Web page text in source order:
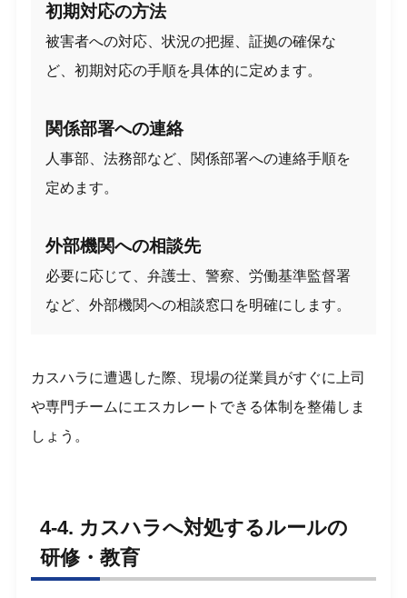
初期対応の方法
被害者への対応、状況の把握、証拠の確保な
ど、初期対応の手順を具体的に定めます。
関係部署への連絡
人事部、法務部など、関係部署への連絡手順を
定めます。
外部機関への相談先
必要に応じて、弁護士、警察、労働基準監督署
など、外部機関への相談窓口を明確にします。
カスハラに遭遇した際、現場の従業員がすぐに上司
や専門チームにエスカレートできる体制を整備しま
しょう。
4-4. カスハラへ対処するルールの
研修・教育